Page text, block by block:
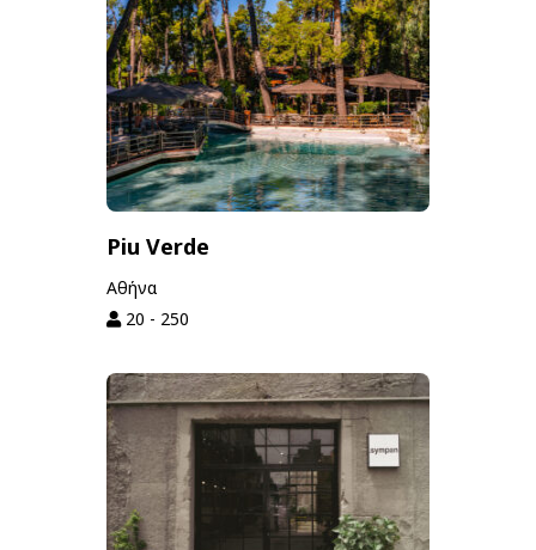
Piu Verde
Αθήνα
20 - 250